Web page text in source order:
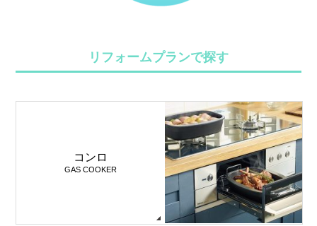
リフォームプランで探す
コンロ
GAS COOKER